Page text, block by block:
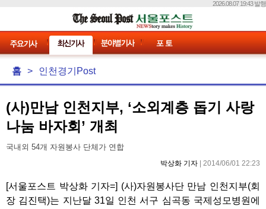
2026.08.07 19:43 발행
홈 > 인천경기Post
(사)만남 인천지부, ‘소외계층 돕기 사랑
나눔 바자회’ 개최
국내외 54개 자원봉사 단체가 연합
박상화 기자 | 2014/06/01 22:23
[서울포스트 박상화 기자=] (사)자원봉사단 만남 인천지부(회
장 김진택)는 지난달 31일 인천 서구 심곡동 국제성모병원에